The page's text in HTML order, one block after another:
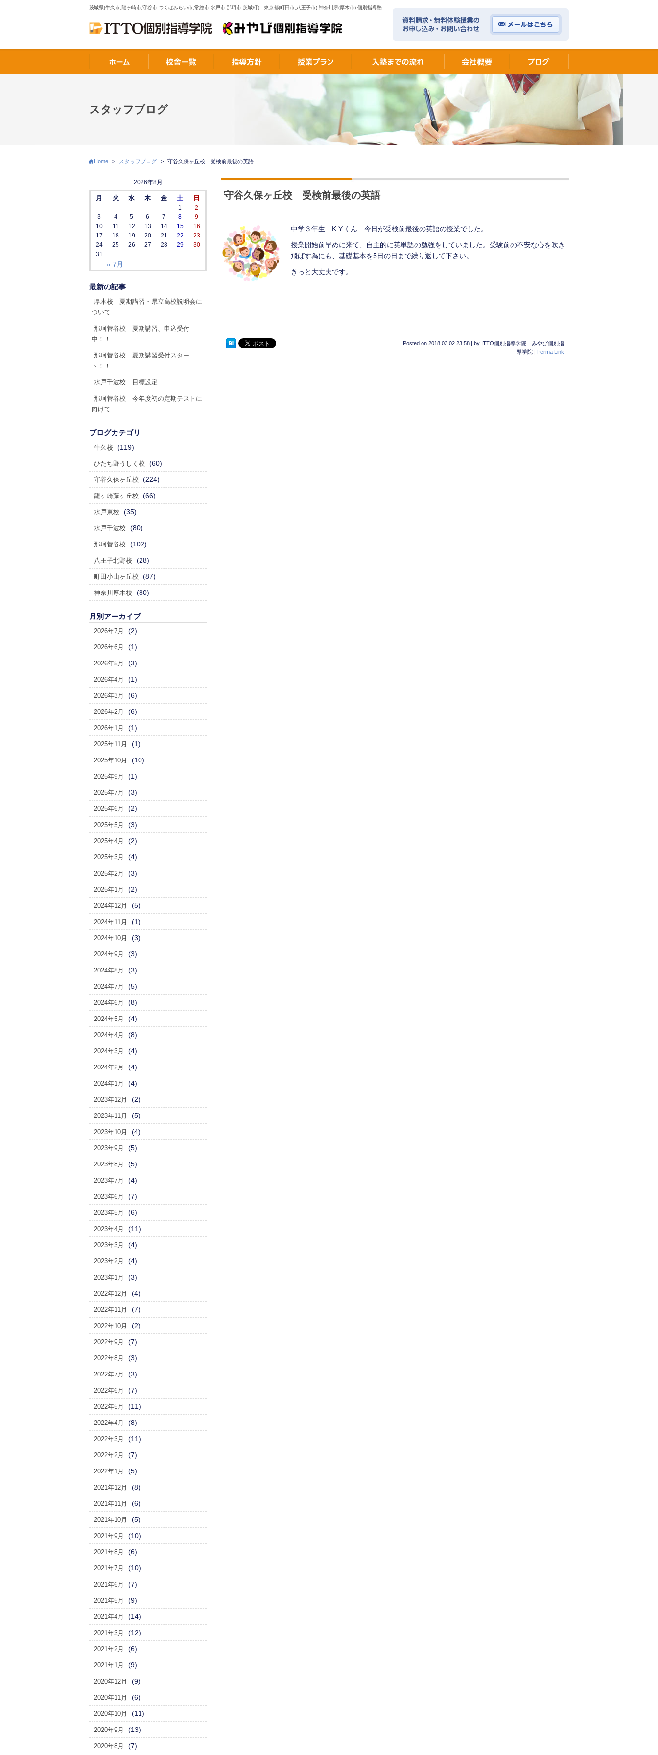
茨城県(牛久市,龍ヶ崎市,守谷市,つくばみらい市,常総市,水戸市,那珂市,茨城町） 東京都(町田市,八王子市) 神奈川県(厚木市) 個別指導塾
スタッフブログ
Home > スタッフブログ > 守谷久保ヶ丘校 受検前最後の英語
守谷久保ヶ丘校 受検前最後の英語
中学３年生 K.Y.くん 今日が受検前最後の英語の授業でした。
授業開始前早めに来て、自主的に英単語の勉強をしていました。受験前の不安な心を吹き
飛ばす為にも、基礎基本を5日の日まで繰り返して下さい。
きっと大丈夫です。
Posted on 2018.03.02 23:58 | by ITTO個別指導学院 みやび個別指
導学院 | Perma Link
2026年8月
月 火 水 木 金 土 日
« 7月
1
2
3
4 5 6 7 8
9
10
11 12 13 14 15
16
17
18 19 20 21 22
23
24
25 26 27 28 29
30
31
最新の記事
厚木校 夏期講習・県立高校説明会に
ついて
那珂菅谷校 夏期講習、申込受付
中！！
那珂菅谷校 夏期講習受付スター
ト！！
水戸千波校 目標設定
那珂菅谷校 今年度初の定期テストに
向けて
ブログカテゴリ
牛久校 (119)
ひたち野うしく校 (60)
守谷久保ヶ丘校 (224)
龍ヶ崎藤ヶ丘校 (66)
水戸東校 (35)
水戸千波校 (80)
那珂菅谷校 (102)
八王子北野校 (28)
町田小山ヶ丘校 (87)
神奈川厚木校 (80)
月別アーカイブ
2026年7月 (2)
2026年6月 (1)
2026年5月 (3)
2026年4月 (1)
2026年3月 (6)
2026年2月 (6)
2026年1月 (1)
2025年11月 (1)
2025年10月 (10)
2025年9月 (1)
2025年7月 (3)
2025年6月 (2)
2025年5月 (3)
2025年4月 (2)
2025年3月 (4)
2025年2月 (3)
2025年1月 (2)
2024年12月 (5)
2024年11月 (1)
2024年10月 (3)
2024年9月 (3)
2024年8月 (3)
2024年7月 (5)
2024年6月 (8)
2024年5月 (4)
2024年4月 (8)
2024年3月 (4)
2024年2月 (4)
2024年1月 (4)
2023年12月 (2)
2023年11月 (5)
2023年10月 (4)
2023年9月 (5)
2023年8月 (5)
2023年7月 (4)
2023年6月 (7)
2023年5月 (6)
2023年4月 (11)
2023年3月 (4)
2023年2月 (4)
2023年1月 (3)
2022年12月 (4)
2022年11月 (7)
2022年10月 (2)
2022年9月 (7)
2022年8月 (3)
2022年7月 (3)
2022年6月 (7)
2022年5月 (11)
2022年4月 (8)
2022年3月 (11)
2022年2月 (7)
2022年1月 (5)
2021年12月 (8)
2021年11月 (6)
2021年10月 (5)
2021年9月 (10)
2021年8月 (6)
2021年7月 (10)
2021年6月 (7)
2021年5月 (9)
2021年4月 (14)
2021年3月 (12)
2021年2月 (6)
2021年1月 (9)
2020年12月 (9)
2020年11月 (6)
2020年10月 (11)
2020年9月 (13)
2020年8月 (7)